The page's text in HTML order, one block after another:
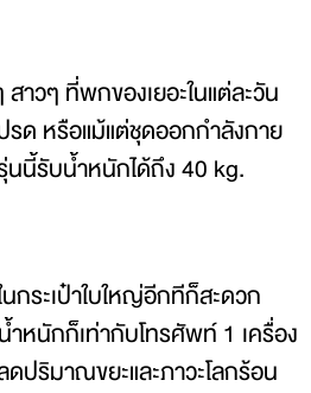
าวๆ ที่พกของเยอะในแต่ละวัน
รด หรือแม้แต่ชุดออกกำลังกาย
รุ่นนี้รับน้ำหนักได้ถึง 40 kg.
กระเป๋าใบใหญ่อีกทีก็สะดวก
ำหนักก็เท่ากับโทรศัพท์ 1 เครื่อง
ปริมาณขยะและภาวะโลกร้อน